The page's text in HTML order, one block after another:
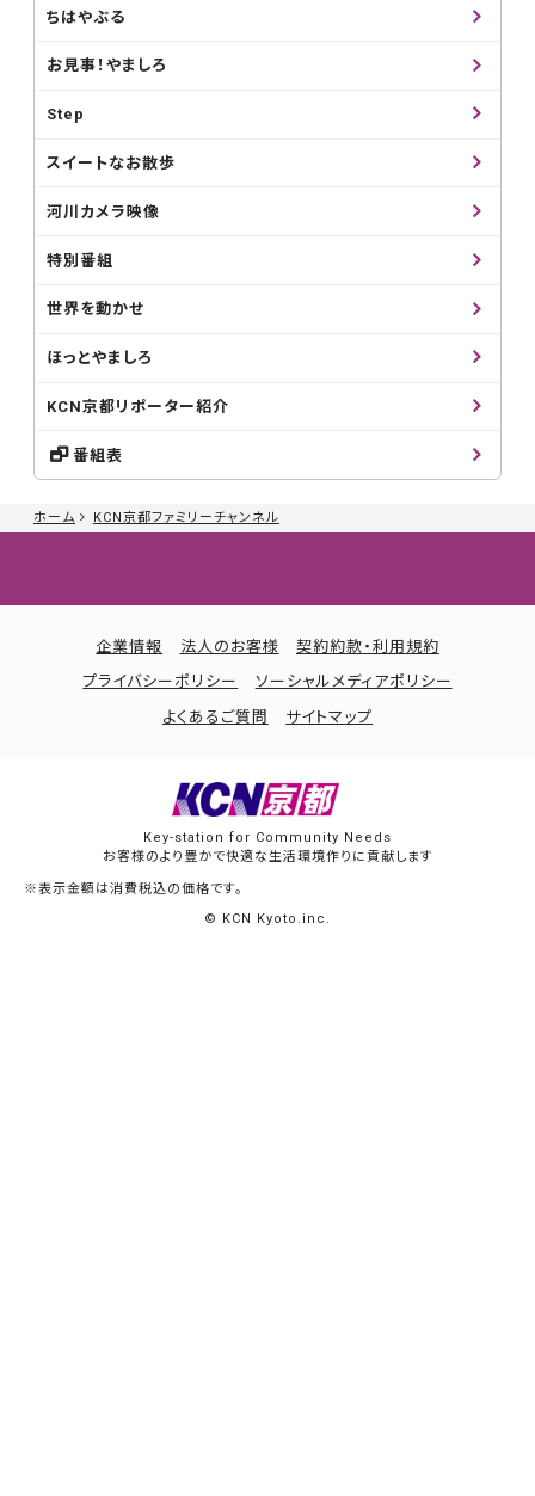
ホーム KCN京都ファミリーチャンネル
ちはやぶる
お見事！やましろ
Step
スイートなお散歩
河川カメラ映像
特別番組
世界を動かせ
ほっとやましろ
KCN京都リポーター紹介
番組表
企業情報 法人のお客様
契約約款・利用規約
プライバシーポリシー
ソーシャルメディアポリシー
よくあるご質問
サイトマップ
Key-station for Community Needs
お客様のより豊かで快適な生活環境作りに貢献します
※表示金額は消費税込の価格です。
© KCN Kyoto.inc.